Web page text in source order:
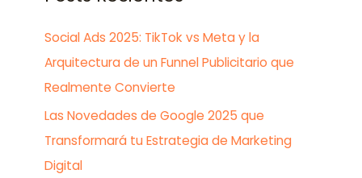
Social Ads 2025: TikTok vs Meta y la
Arquitectura de un Funnel Publicitario que
Realmente Convierte
Las Novedades de Google 2025 que
Transformará tu Estrategia de Marketing
Digital